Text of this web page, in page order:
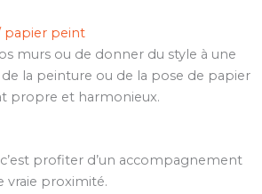
papier peint
murs ou de donner du style à une
de la peinture ou de la pose de papier
propre et harmonieux.
profiter d’un accompagnement
vraie proximité.